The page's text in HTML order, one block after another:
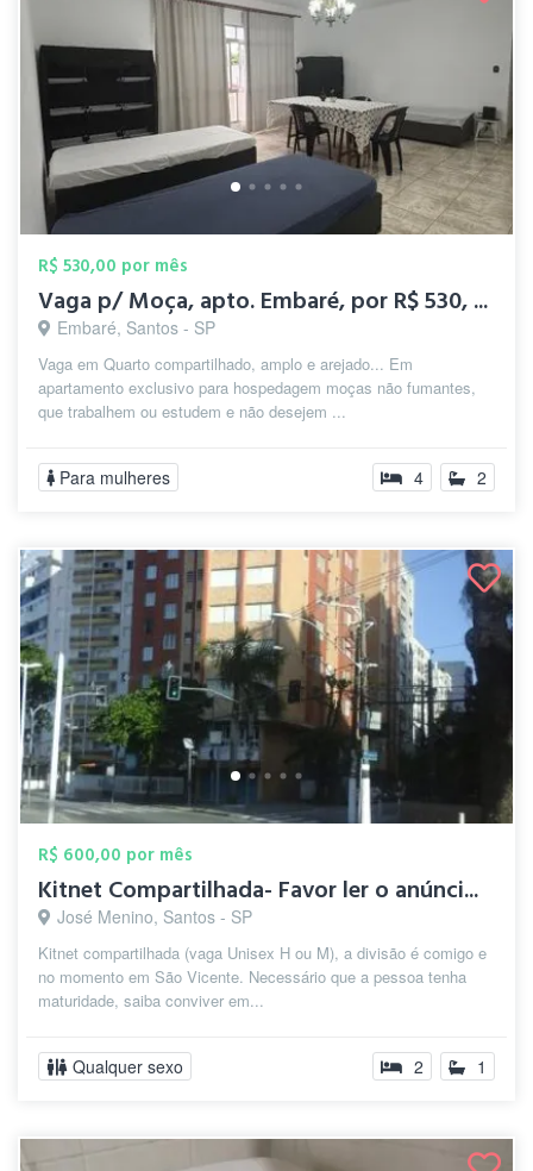
R$ 530,00 por mês
Vaga p/ Moça, apto. Embaré, por R$ 530, ...
Embaré, Santos - SP
Vaga em Quarto compartilhado, amplo e arejado... Em
apartamento exclusivo para hospedagem moças não fumantes,
que trabalhem ou estudem e não desejem ...
Para mulheres 4 2
R$ 600,00 por mês
Kitnet Compartilhada- Favor ler o anúnci...
José Menino, Santos - SP
Kitnet compartilhada (vaga Unisex H ou M), a divisão é comigo e
no momento em São Vicente. Necessário que a pessoa tenha
maturidade, saiba conviver em...
Qualquer sexo 2 1